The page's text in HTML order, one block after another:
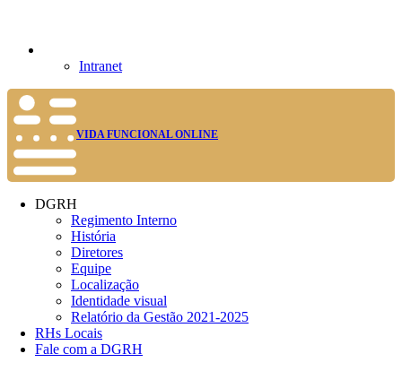
Intranet
VIDA FUNCIONAL ONLINE
DGRH
Regimento Interno
História
Diretores
Equipe
Localização
Identidade visual
Relatório da Gestão 2021-2025
RHs Locais
Fale com a DGRH